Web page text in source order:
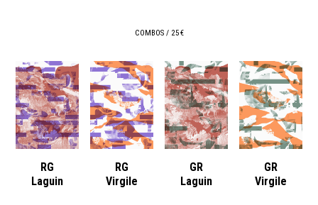
COMBOS / 25 €
RG
Laguin
RG
Virgile
GR
Laguin
GR
Virgile